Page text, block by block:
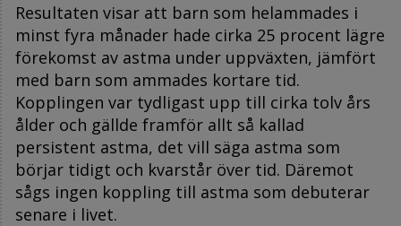
Resultaten visar att barn som helammades i
minst fyra månader hade cirka 25 procent lägre
förekomst av astma under uppväxten, jämfört
med barn som ammades kortare tid.
Kopplingen var tydligast upp till cirka tolv års
ålder och gällde framför allt så kallad
persistent astma, det vill säga astma som
börjar tidigt och kvarstår över tid. Däremot
sågs ingen koppling till astma som debuterar
senare i livet.